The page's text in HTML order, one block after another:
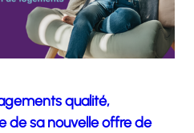
qualité,
de sa nouvelle offre de